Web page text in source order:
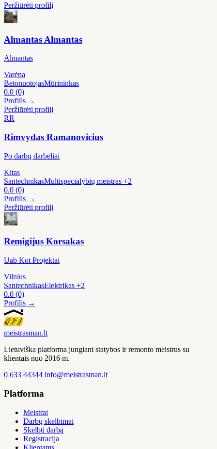
Peržiūrėti profilį
Almantas Almantas
Almantas
Varėna
BetonuotojasMūrininkas
0.0 (0)
Profilis →
Peržiūrėti profilį
RR
Rimvydas Ramanovicius
Po darbų darbeliai
Kitas
SantechnikasMultispecialybių meistras +2
0.0 (0)
Profilis →
Peržiūrėti profilį
Remigijus Korsakas
Uab Kot Projektai
Vilnius
SantechnikasElektrikas +2
0.0 (0)
Profilis →
meistrasman.lt
Lietuviška platforma jungiant statybos ir remonto meistrus su
klientais nuo 2016 m.
0 633 44344 info@meistrasman.lt
Platforma
Meistrai
Darbų skelbimai
Skelbti darbą
Registracija
Klientams